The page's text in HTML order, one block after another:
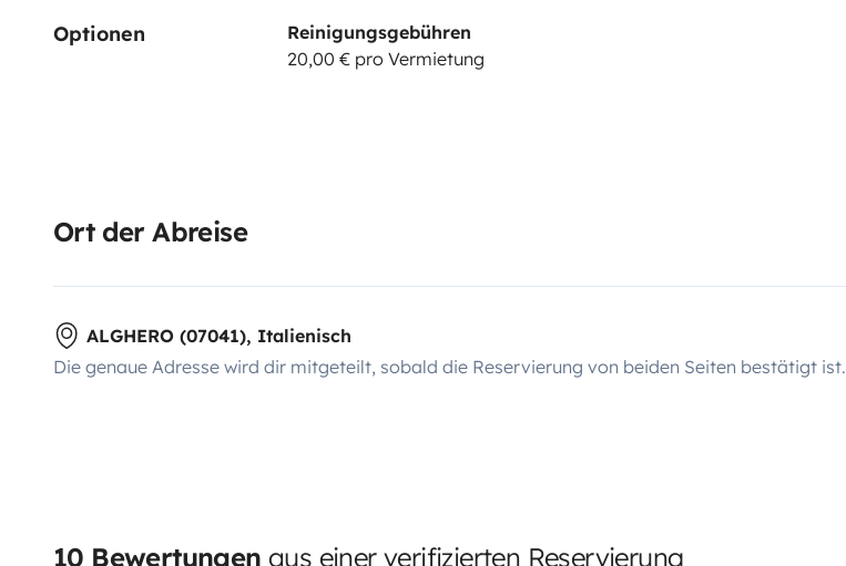
Optionen
Reinigungsgebühren
20,00 € pro Vermietung
Ort der Abreise
ALGHERO (07041), Italienisch
Die genaue Adresse wird dir mitgeteilt, sobald die Reservierung von beiden Seiten bestätigt ist.
10 Bewertungen aus einer verifizierten Reservierung